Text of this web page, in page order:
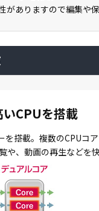
ありますので編集や
CPUを搭載
を搭載。複数のCPUコ
や、動画の再生などを